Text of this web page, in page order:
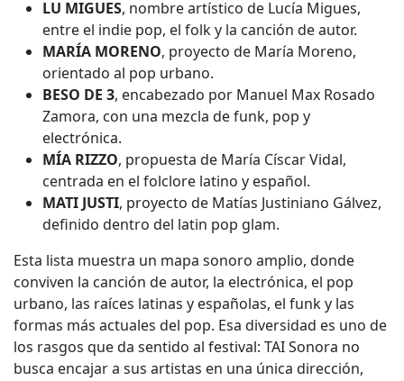
LU MIGUES, nombre artístico de Lucía Migues,
entre el indie pop, el folk y la canción de autor.
MARÍA MORENO, proyecto de María Moreno,
orientado al pop urbano.
BESO DE 3, encabezado por Manuel Max Rosado
Zamora, con una mezcla de funk, pop y
electrónica.
MÍA RIZZO, propuesta de María Císcar Vidal,
centrada en el folclore latino y español.
MATI JUSTI, proyecto de Matías Justiniano Gálvez,
definido dentro del latin pop glam.
Esta lista muestra un mapa sonoro amplio, donde
conviven la canción de autor, la electrónica, el pop
urbano, las raíces latinas y españolas, el funk y las
formas más actuales del pop. Esa diversidad es uno de
los rasgos que da sentido al festival: TAI Sonora no
busca encajar a sus artistas en una única dirección,